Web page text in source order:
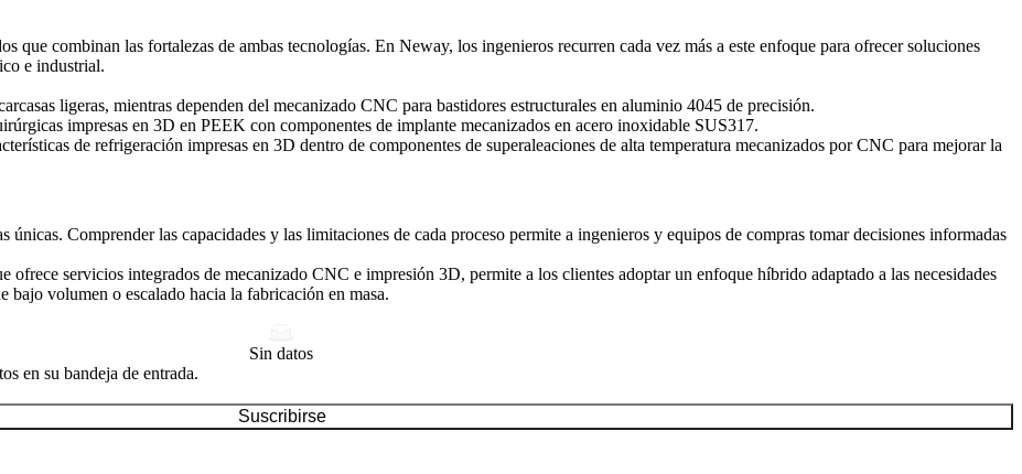
que combinan las fortalezas de ambas tecnologías. En Neway, los ingenieros recurren cada vez más a este enfoque para ofrecer soluciones
e industrial.
ligeras, mientras dependen del mecanizado CNC para bastidores estructurales en aluminio 4045 de precisión.
impresas en 3D en PEEK con componentes de implante mecanizados en acero inoxidable SUS317.
de refrigeración impresas en 3D dentro de componentes de superaleaciones de alta temperatura mecanizados por CNC para mejorar la
Comprender las capacidades y las limitaciones de cada proceso permite a ingenieros y equipos de compras tomar decisiones informadas
servicios integrados de mecanizado CNC e impresión 3D, permite a los clientes adoptar un enfoque híbrido adaptado a las necesidades
bajo volumen o escalado hacia la fabricación en masa.
Sin datos
en su bandeja de entrada.
Suscribirse